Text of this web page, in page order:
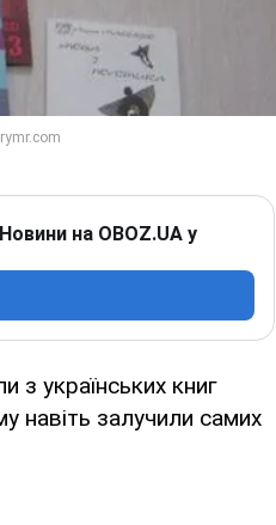
на OBOZ.UA у
з українських книг
навіть залучили самих